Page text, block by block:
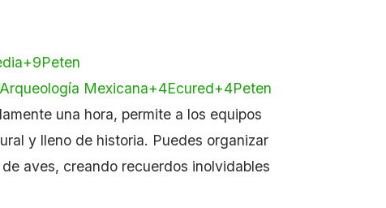
+9Peten
Mexicana+4Ecured+4Peten
una hora, permite a los equipos
y lleno de historia. Puedes organizar
aves, creando recuerdos inolvidables